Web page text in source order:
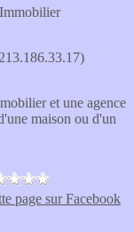
et une agence
maison ou d'un
page sur Facebook